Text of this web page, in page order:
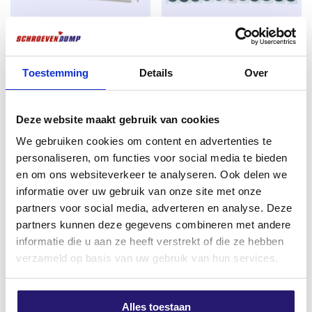
Toestemming Details Over
Deze website maakt gebruik van cookies
We gebruiken cookies om content en advertenties te
personaliseren, om functies voor social media te bieden
en om ons websiteverkeer te analyseren. Ook delen we
informatie over uw gebruik van onze site met onze
partners voor social media, adverteren en analyse. Deze
partners kunnen deze gegevens combineren met andere
informatie die u aan ze heeft verstrekt of die ze hebben
verzameld op basis van uw gebruik van hun services.
Alles toestaan
gezondheid, milieu en consumentenbescherming.
Waar zijn Spaanplaatschroeven geschikt voor?
Schroevendump spaanplaatschroeven zijn perfect toe
te passen in diverse soorten hout voor gebruik
binnenshuis zoals Vuren, Grenen, plaatmateriaal
kwaliteitsschroeven om constructies te maken zoals
voorzetwanden, beplating schroeven, aftimmeringen
en kapconstructies
Torx schroevenheb je in meerdere soorten. Je
hebtDeeldraaden Voldraad.Deeldraad houd in dat
deSchroefvoor een deel voorzien is van draad.
DeSchroefwordt veel gebruikt voor het aantrekken
van hout verbindingen, denk bijvoorbeeld aan het
monteren, houten planken bevestigen etc.Voldraad
hout het tegenover gestelde in
FM X1 universeel plug 6×30 100
excl. BTW:€2,82
Op voorraad
Schroevendump
€15,99 Oorspronkelijke
prijs
was:
€ 15,99.
€14,50 Huidige
prijs
is:
€ 14,50.
excl. BTW:€11,98
Op voorraad